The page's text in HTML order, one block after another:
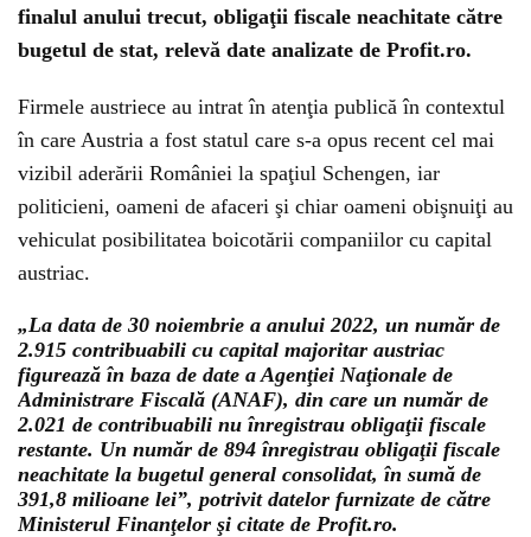
finalul anului trecut, obligaţii fiscale neachitate către
bugetul de stat, relevă date analizate de Profit.ro.
Firmele austriece au intrat în atenţia publică în contextul
în care Austria a fost statul care s-a opus recent cel mai
vizibil aderării României la spaţiul Schengen, iar
politicieni, oameni de afaceri şi chiar oameni obişnuiţi au
vehiculat posibilitatea boicotării companiilor cu capital
austriac.
„La data de 30 noiembrie a anului 2022, un număr de
2.915 contribuabili cu capital majoritar austriac
figurează în baza de date a Agenţiei Naţionale de
Administrare Fiscală (ANAF), din care un număr de
2.021 de contribuabili nu înregistrau obligaţii fiscale
restante. Un număr de 894 înregistrau obligaţii fiscale
neachitate la bugetul general consolidat, în sumă de
391,8 milioane lei”, potrivit datelor furnizate de către
Ministerul Finanţelor şi citate de Profit.ro.